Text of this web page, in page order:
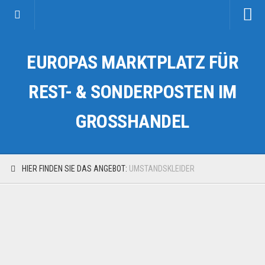
Kategorien
Auto & Motorrad
Fahrzeuge & Transport
EUROPAS MARKTPLATZ FÜR
REST- & SONDERPOSTEN IM
GROSSHANDEL
HIER FINDEN SIE DAS ANGEBOT: UMSTANDSKLEIDER